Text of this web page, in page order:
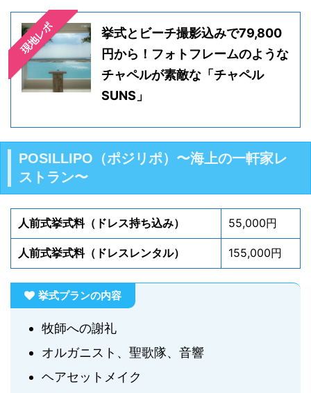
現地レポ
挙式とビーチ撮影込みで79,800
円から！フォトフレームのような
チャペルが素敵な「チャペル
SUNS」
POSILLIPO（ポジリポ）〜海上の一軒家レ
ストラン〜
人前式挙式料（ドレス持ち込み） 55,000円
人前式挙式料（ドレスレンタル） 155,000円
挙式プランの内容
牧師への謝礼
オルガニスト、聖歌隊、音響
ヘアセットメイク